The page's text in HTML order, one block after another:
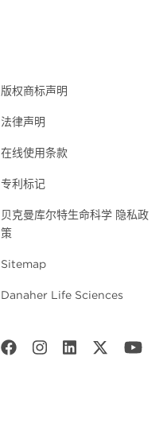
版权商标声明
法律声明
在线使用条款
专利标记
贝克曼库尔特生命科学 隐私政
策
Sitemap
Danaher Life Sciences